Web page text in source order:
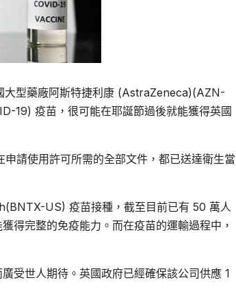
大型藥廠阿斯特捷利康 (AstraZeneca)(AZN-
19) 疫苗，很可能在耶誕節過後就能獲得英國
請使用許可所需的全部文件，都已送達衛生當
US) 疫苗接種，截至目前已有 50 萬人
得完整的免疫能力。而在疫苗的運輸過程中，
受世人期待。英國政府已經確保該公司供應 1